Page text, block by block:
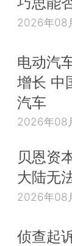
2026年08
电动汽
增长 中
汽车
2026年08
贝恩资
大陆无
2026年08
侦查起